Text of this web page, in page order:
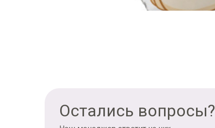
Остались вопросы?